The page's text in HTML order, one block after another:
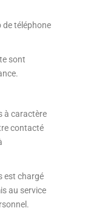
de téléphone
sont
à caractère
contacté
est chargé
au service